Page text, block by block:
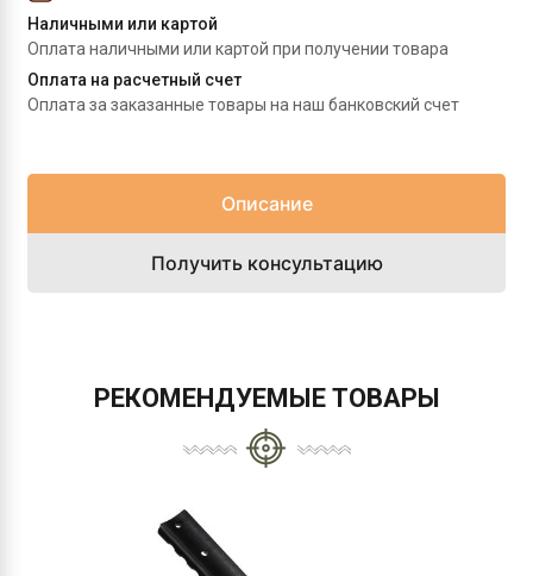
Наличными или картой
Оплата наличными или картой при получении товара
Оплата на расчетный счет
Оплата за заказанные товары на наш банковский счет
Описание
Получить консультацию
РЕКОМЕНДУЕМЫЕ ТОВАРЫ